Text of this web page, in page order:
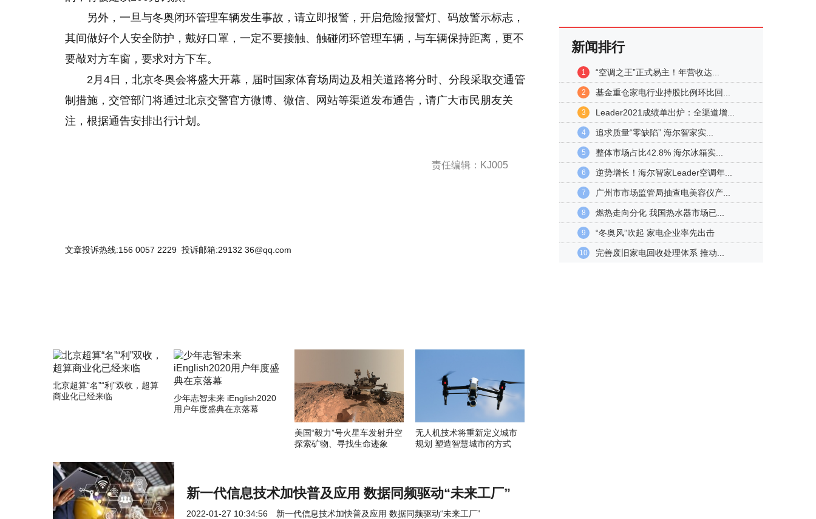
另外，一旦与冬奥闭环管理车辆发生事故，请立即报警，开启危险报警灯、码放警示标志，
其间做好个人安全防护，戴好口罩，一定不要接触、触碰闭环管理车辆，与车辆保持距离，更不
要敲对方车窗，要求对方下车。
2月4日，北京冬奥会将盛大开幕，届时国家体育场周边及相关道路将分时、分段采取交通管
制措施，交管部门将通过北京交警官方微博、微信、网站等渠道发布通告，请广大市民朋友关
注，根据通告安排出行计划。
责任编辑：KJ005
文章投诉热线:156 0057 2229 投诉邮箱:29132 36@qq.com
北京超算“名”“利”双收，超算
商业化已经来临
少年志智未来 iEnglish2020
用户年度盛典在京落幕
美国“毅力”号火星车发射升空
探索矿物、寻找生命迹象
无人机技术将重新定义城市
规划 塑造智慧城市的方式
新一代信息技术加快普及应用 数据同频驱动“未来工厂”
2022-01-27 10:34:56 新一代信息技术加快普及应用 数据同频驱动“未来工厂”
新闻排行
1 “空调之王”正式易主！年营收达...
2 基金重仓家电行业持股比例环比回...
3 Leader2021成绩单出炉：全渠道增...
4 追求质量“零缺陷” 海尔智家实...
5 整体市场占比42.8% 海尔冰箱实...
6 逆势增长！海尔智家Leader空调年...
7 广州市市场监管局抽查电美容仪产...
8 燃热走向分化 我国热水器市场已...
9 “冬奥风”吹起 家电企业率先出击
10 完善废旧家电回收处理体系 推动...